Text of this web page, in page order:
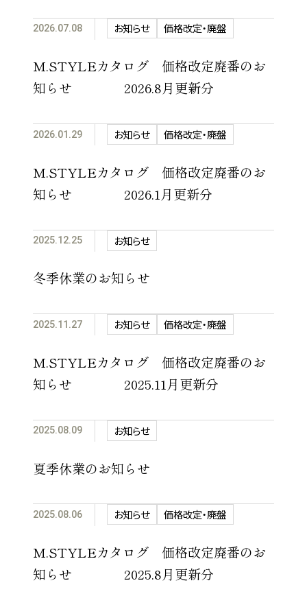
2026.07.08 お知らせ 価格改定・廃盤
M.STYLEカタログ 価格改定廃番のお
知らせ 2026.8月更新分
2026.01.29 お知らせ 価格改定・廃盤
M.STYLEカタログ 価格改定廃番のお
知らせ 2026.1月更新分
2025.12.25 お知らせ
冬季休業のお知らせ
2025.11.27 お知らせ 価格改定・廃盤
M.STYLEカタログ 価格改定廃番のお
知らせ 2025.11月更新分
2025.08.09 お知らせ
夏季休業のお知らせ
2025.08.06 お知らせ 価格改定・廃盤
M.STYLEカタログ 価格改定廃番のお
知らせ 2025.8月更新分